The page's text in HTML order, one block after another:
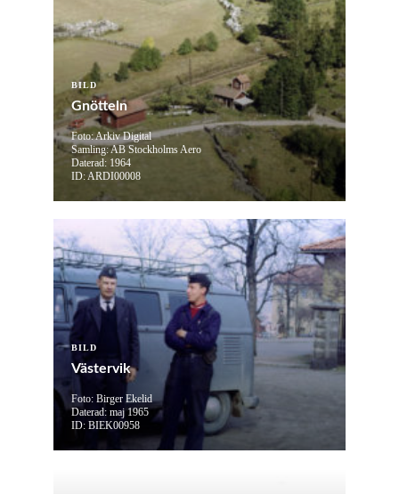
BILD
Gnötteln
Foto: Arkiv Digital
Samling: AB Stockholms Aero
Daterad: 1964
ID: ARDI00008
BILD
Västervik
Foto: Birger Ekelid
Daterad: maj 1965
ID: BIEK00958